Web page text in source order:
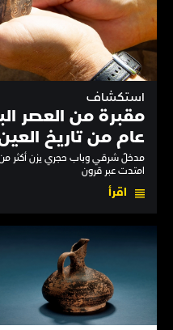
استكشاف
مقبرة من العصر
عام من تاريخ
امتدت عبر قرون
اقرأ